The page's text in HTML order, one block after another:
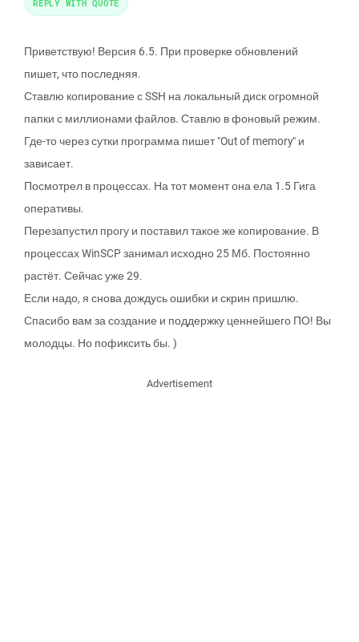
Приветствую! Версия 6.5. При проверке обновлений
пишет, что последняя.
Ставлю копирование с SSH на локальный диск огромной
папки с миллионами файлов. Ставлю в фоновый режим.
Где-то через сутки программа пишет "Out of memory" и
зависает.
Посмотрел в процессах. На тот момент она ела 1.5 Гига
оперативы.
Перезапустил прогу и поставил такое же копирование. В
процессах WinSCP занимал исходно 25 Мб. Постоянно
растёт. Сейчас уже 29.
Если надо, я снова дождусь ошибки и скрин пришлю.
Спасибо вам за создание и поддержку ценнейшего ПО! Вы
молодцы. Но пофиксить бы. )
REPLY WITH QUOTE
Advertisement